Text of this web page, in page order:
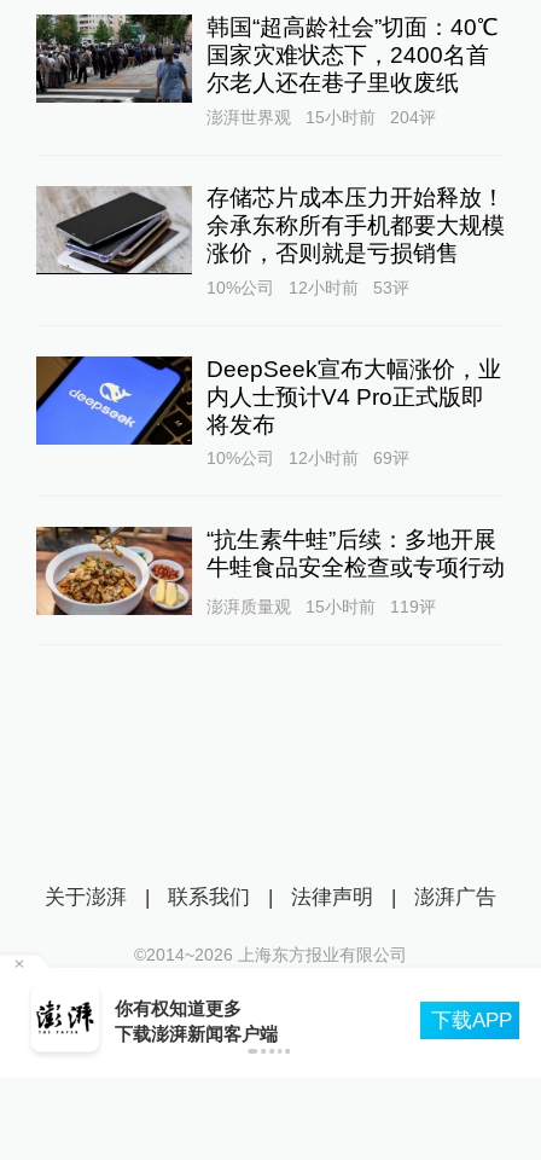
韩国“超高龄社会”切面：40℃
国家灾难状态下，2400名首
尔老人还在巷子里收废纸
澎湃世界观 15小时前 204评
存储芯片成本压力开始释放！
余承东称所有手机都要大规模
涨价，否则就是亏损销售
10%公司 12小时前 53评
DeepSeek宣布大幅涨价，业
内人士预计V4 Pro正式版即
将发布
10%公司 12小时前 69评
“抗生素牛蛙”后续：多地开展
牛蛙食品安全检查或专项行动
澎湃质量观 15小时前 119评
你有权知道更多
下载澎湃新闻客户端
下载APP
关于澎湃 | 联系我们 | 法律声明 | 澎湃广告
©2014~2026 上海东方报业有限公司
互联网新闻信息服务许可证：31120170006
沪公网安备 31010602000299号